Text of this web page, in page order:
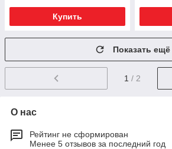
Купить
Показать ещё
1 / 2
О нас
Рейтинг не сформирован
Менее 5 отзывов за последний год